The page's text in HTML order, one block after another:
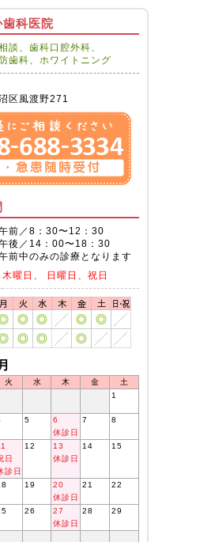
科医院
談、歯科口腔外科、
歯科、ホワイトニング
区風渡野271
前／8：30〜12：30
後／14：00〜18：30
中のみの診療となります
木曜日、 日曜日、祝日
火 水 木 金
土
1
5
6
休診日
7 8
日
診日
12
13
休診日
14 15
19
20
休診日
21 22
26
27
休診日
28 29